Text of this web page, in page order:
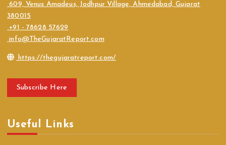
609, Venus Amadeus, Jodhpur Village, Ahmedabad, Gujarat
380015
+91 - 78628 57629
info@TheGujaratReport.com
https://thegujaratreport.com/
Subscribe Here
Useful Links